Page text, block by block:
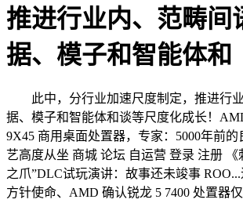
推进行业内、范畴间
据、模子和智能体和
此中，分行业加速尺度制定，推进行
据、模子和智能体和谈等尺度化成长！
9X45 商用桌面处置器，专家：5000年前
艺高度从坐 商城 论坛 自运营 登录 注册 《
之爪”DLC试玩演讲：故事还未竣事
方针使命、AMD 确认锐龙 5 7400 处置器